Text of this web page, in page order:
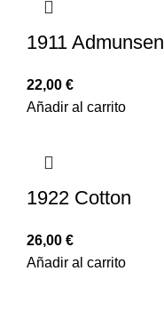
1911 Admunsen
22,00 €
Añadir al carrito
1922 Cotton
26,00 €
Añadir al carrito